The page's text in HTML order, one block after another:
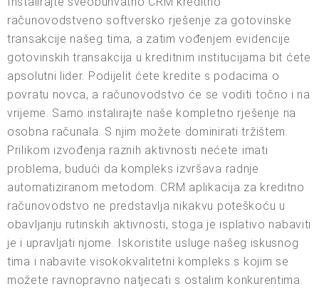
računovodstveno softversko rješenje za gotovinske
transakcije našeg tima, a zatim vođenjem evidencije
gotovinskih transakcija u kreditnim institucijama bit ćete
apsolutni lider. Podijelit ćete kredite s podacima o
povratu novca, a računovodstvo će se voditi točno i na
vrijeme. Samo instalirajte naše kompletno rješenje na
osobna računala. S njim možete dominirati tržištem.
Prilikom izvođenja raznih aktivnosti nećete imati
problema, budući da kompleks izvršava radnje
automatiziranom metodom. CRM aplikacija za kreditno
računovodstvo ne predstavlja nikakvu poteškoću u
obavljanju rutinskih aktivnosti, stoga je isplativo nabaviti
je i upravljati njome. Iskoristite usluge našeg iskusnog
tima i nabavite visokokvalitetni kompleks s kojim se
možete ravnopravno natjecati s ostalim konkurentima.